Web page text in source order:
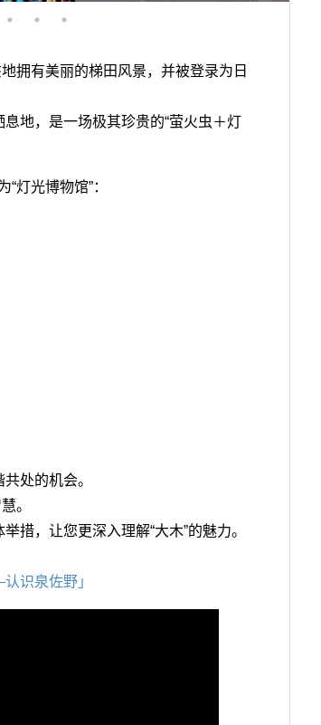
拥有美丽的梯田风景，并被登录为日
地，是一场极其珍贵的“萤火虫＋灯
灯光博物馆”：
处的机会。
。
措，让您更深入理解“大木”的魅力。
识泉佐野」